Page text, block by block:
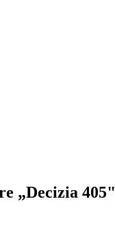
„Decizia 405"